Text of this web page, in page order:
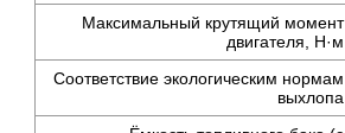
Максимальный крутящий момент
двигателя, Н·м
Соответствие экологическим нормам
выхлопа